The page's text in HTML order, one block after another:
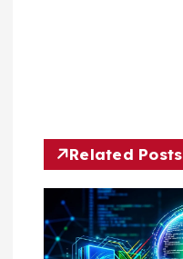
a
v
Related Posts